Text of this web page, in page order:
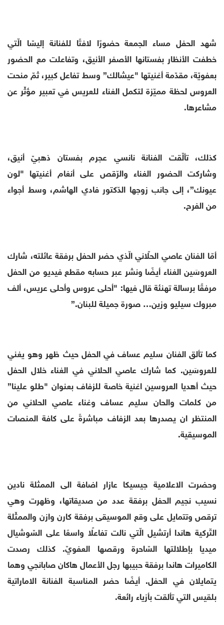
شهد الحفل مساء الجمعة حضورًا لافتًا للفنانة إليسّا الّتي
خطفت الأنظار بفستانها الأصفر الأنيق، وتفاعلت مع الحضور
بعفويّة، مقدّمة أغنيتها "عيشالك” وسط تفاعل كبير، ثمّ منحت
العروس لحظة مميّزة لتكمل الغناء للعريس في تعبير مؤثّر عن
مشاعرها.
كذلك، تألّقت الفنانة نانسي عجرم بفستان ذهبيّ أنيق،
وشاركت الحضور الغناء والرّقص على أنغام أغنيتها "لون
عيونك”، إلى جانب زوجها الدّكتور فادي الهاشم، وسط أجواء
من الفرح.
أمّا الفنان عاصي الحلّاني الّذي حضر الحفل برفقة عائلته، شارك
العروسَين الغناء أيضًا ونشر عبر حسابه مقطع فيديو من الحفل
مرفقًا برسالة تهنئة قال فيها: "أحلى عروس وأحلى عريس، ألف
مبروك سيليو وزين… صورة جميلة للبنان.”
كما تألق الفنان سليم عساف في الحفل حيث ظهر وهو يغني
للعروسَين. كما شارك عاصي الحلاني في الغناء خلال الحفل
حيث أهديا العروسين اغنية خاصة للزفاف بعنوان "طلو علينا”
من كلمات والحان سليم عساف وغناء عاصي الحلاني من
المنتظر ان يصدرها بعد الزفاف مباشرةً على كافة المنصات
الموسيقية.
وحضرت الاعلامية جيسيكا عازار اضافة الى الممثلة نادين
نسيب نجيم الحفل برفقة عدد من صديقاتها، وظهرت وهي
ترقص وتتمايل على وقع الموسيقى برفقة كارن وازن والممثّلة
التّركية هاندا أرتشيل الّتي نالت تفاعلًا واسعًا على السّوشيال
ميديا بإطلالتها السّاحرة ورقصها العفويّ. كذلك رصدت
الكاميرات هاندا برفقة حبيبها رجل الأعمال هاكان صابانجي وهما
يتمايلان في الحفل. أيضًا حضر المناسبة الفنانة الاماراتية
بلقيس التي تألقت بأزياء رائعة.